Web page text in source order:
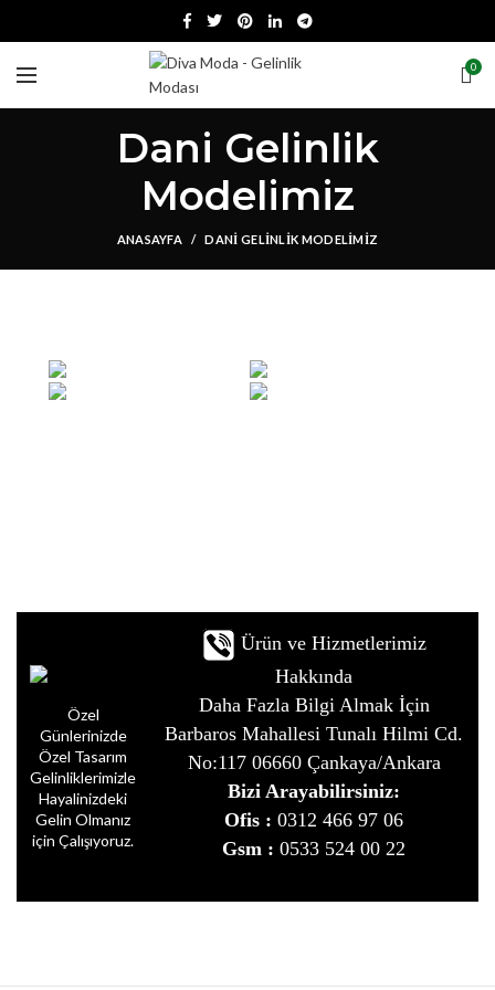
0
Dani Gelinlik
Modelimiz
ANASAYFA DANI GELINLIK MODELIMIZ
Özel
Günlerinizde
Özel Tasarım
Gelinliklerimizle
Hayalinizdeki
Gelin Olmanız
için Çalışıyoruz.
Ürün ve Hizmetlerimiz
Hakkında
Daha Fazla Bilgi Almak İçin
Barbaros Mahallesi Tunalı Hilmi Cd.
No:117 06660 Çankaya/Ankara
Bizi Arayabilirsiniz:
Ofis : 0312 466 97 06
Gsm : 0533 524 00 22